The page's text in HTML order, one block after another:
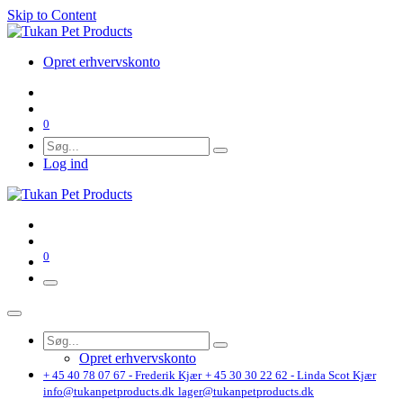
Skip to Content
Opret erhvervskonto
0
Log ind
0
Opret erhvervskonto
+ 45 40 78 07 67 - Frederik Kjær + 45 30 30 22 62 - Linda Scot Kjær
info@tukanpetproducts.dk lager@tukanpetproducts.dk